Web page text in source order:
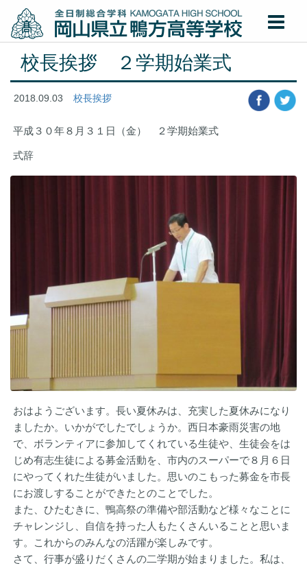
校長挨拶 ２学期始業式
2018.09.03 校長挨拶
平成３０年８月３１日（金） ２学期始業式
式辞
おはようございます。長い夏休みは、充実した夏休みになり
ましたか。いかがでしたでしょうか。西日本豪雨災害の地
で、ボランティアに参加してくれている生徒や、生徒会をは
じめ有志生徒による募金活動を、市内のスーパーで８月６日
にやってくれた生徒がいました。思いのこもった募金を市長
にお渡しすることができたとのことでした。
また、ひたむきに、鴨高祭の準備や部活動など様々なことに
チャレンジし、自信を持った人もたくさんいることと思いま
す。これからのみんなの活躍が楽しみです。
さて、行事が盛りだくさんの二学期が始まりました。私は、